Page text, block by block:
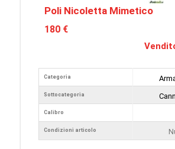
Poli Nicoletta Mimetico
180 €
Categoria
Sottocategoria
Calibro
Condizioni articolo